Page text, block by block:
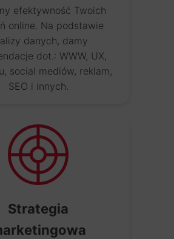
efektywność Twoich
online. Na podstawie
danych, damy
dot.: WWW, UX,
social mediów, reklam,
SEO i innych.
Strategia